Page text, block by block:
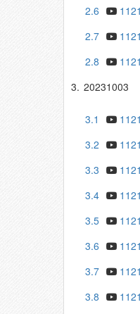
2.6
2.7
2.8
3. 20231003
3.1
3.2
3.3
3.4
3.5
3.6
3.7
3.8